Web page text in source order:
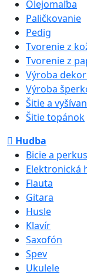
Olejomaľba
Paličkovanie
Pedig
Tvorenie z
Tvorenie z
Výroba
Výroba
Šitie a
Šitie topánok
Hudba
Bicie a
Elektronická
Flauta
Gitara
Husle
Klavír
Saxofón
Spev
Ukulele